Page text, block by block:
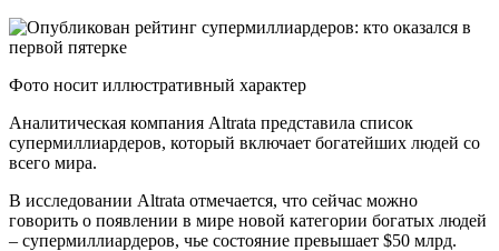
Фото носит иллюстративный характер
Аналитическая компания Altratа представила список
супермиллиардеров, который включает богатейших людей со
всего мира.
В исследовании Altrata отмечается, что сейчас можно
говорить о появлении в мире новой категории богатых людей
– супермиллиардеров, чье состояние превышает $50 млрд.